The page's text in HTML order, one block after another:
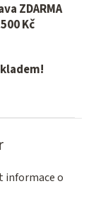
ZDARMA
Kč
informace o